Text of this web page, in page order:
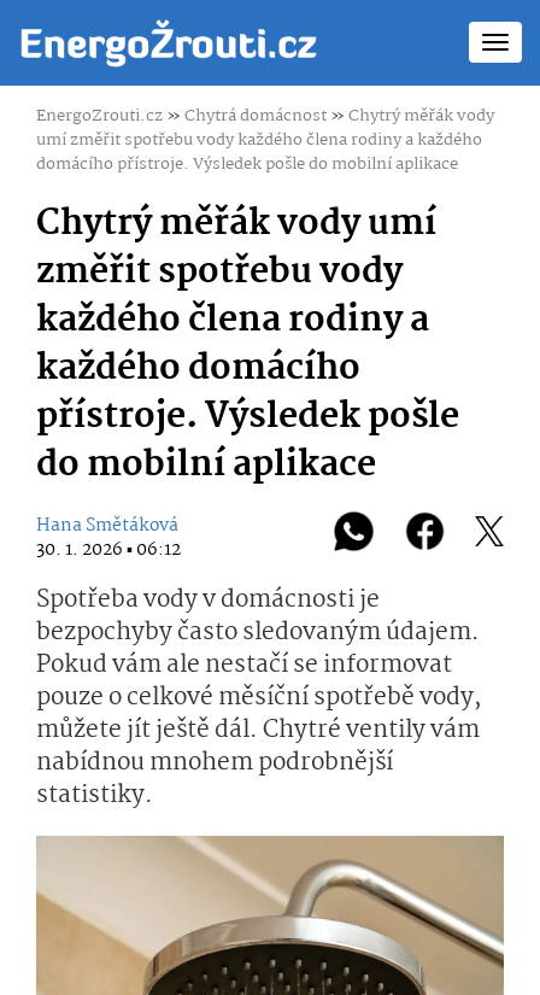
EnergoZrouti.cz»Chytrá domácnost»Chytrý měřák vody
umí změřit spotřebu vody každého člena rodiny a každého
domácího přístroje. Výsledek pošle do mobilní aplikace
Chytrý měřák vody umí
změřit spotřebu vody
každého člena rodiny a
každého domácího
přístroje. Výsledek pošle
do mobilní aplikace
Hana Smětáková
30. 1. 2026 ▪ 06:12
Spotřeba vody v domácnosti je
bezpochyby často sledovaným údajem.
Pokud vám ale nestačí se informovat
pouze o celkové měsíční spotřebě vody,
můžete jít ještě dál. Chytré ventily vám
nabídnou mnohem podrobnější
statistiky.